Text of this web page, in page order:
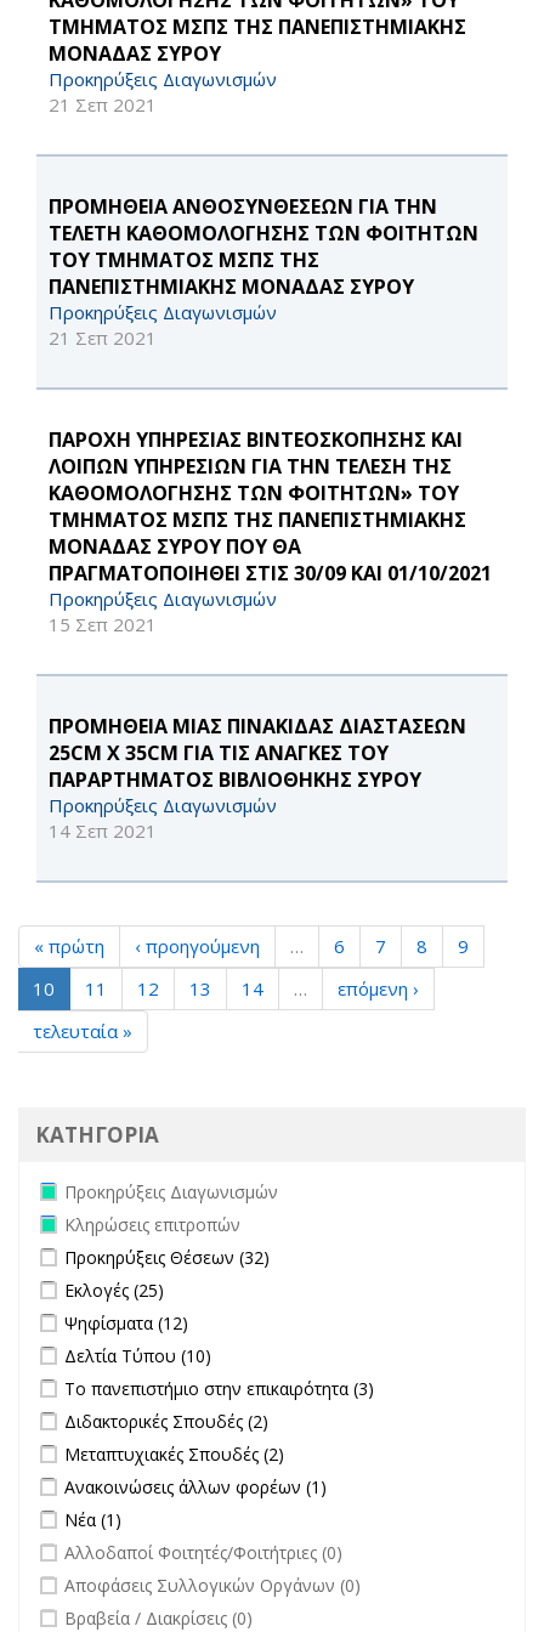
ΤΜΗΜΑΤΟΣ ΜΣΠΣ ΤΗΣ ΠΑΝΕΠΙΣΤΗΜΙΑΚΗΣ
ΜΟΝΑΔΑΣ ΣΥΡΟΥ
Προκηρύξεις Διαγωνισμών
21 Σεπ 2021
ΠΡΟΜΗΘΕΙΑ ΑΝΘΟΣΥΝΘΕΣΕΩΝ ΓΙΑ ΤΗΝ
ΤΕΛΕΤΗ ΚΑΘΟΜΟΛΟΓΗΣΗΣ ΤΩΝ ΦΟΙΤΗΤΩΝ
ΤΟΥ ΤΜΗΜΑΤΟΣ ΜΣΠΣ ΤΗΣ
ΠΑΝΕΠΙΣΤΗΜΙΑΚΗΣ ΜΟΝΑΔΑΣ ΣΥΡΟΥ
Προκηρύξεις Διαγωνισμών
21 Σεπ 2021
ΠΑΡΟΧΗ ΥΠΗΡΕΣΙΑΣ ΒΙΝΤΕΟΣΚΟΠΗΣΗΣ ΚΑΙ
ΛΟΙΠΩΝ ΥΠΗΡΕΣΙΩΝ ΓΙΑ ΤΗΝ ΤΕΛΕΣΗ ΤΗΣ
ΚΑΘΟΜΟΛΟΓΗΣΗΣ ΤΩΝ ΦΟΙΤΗΤΩΝ» ΤΟΥ
ΤΜΗΜΑΤΟΣ ΜΣΠΣ ΤΗΣ ΠΑΝΕΠΙΣΤΗΜΙΑΚΗΣ
ΜΟΝΑΔΑΣ ΣΥΡΟΥ ΠΟΥ ΘΑ
ΠΡΑΓΜΑΤΟΠΟΙΗΘΕΙ ΣΤΙΣ 30/09 ΚΑΙ 01/10/2021
Προκηρύξεις Διαγωνισμών
15 Σεπ 2021
ΠΡΟΜΗΘΕΙΑ ΜΙΑΣ ΠΙΝΑΚΙΔΑΣ ΔΙΑΣΤΑΣΕΩΝ
25CM X 35CM ΓΙΑ ΤΙΣ ΑΝΑΓΚΕΣ ΤΟΥ
ΠΑΡΑΡΤΗΜΑΤΟΣ ΒΙΒΛΙΟΘΗΚΗΣ ΣΥΡΟΥ
Προκηρύξεις Διαγωνισμών
14 Σεπ 2021
« πρώτη ‹ προηγούμενη … 6 7 8
9
10
11 12 13 14 …
επόμενη ›
τελευταία »
ΚΑΤΗΓΟΡΙΑ
Remove Προκηρύξεις Διαγωνισμών filter
Προκηρύξεις Διαγωνισμών
Remove Κληρώσεις επιτροπών filter
Κληρώσεις επιτροπών
Apply Προκηρύξεις Θέσεων filter
Προκηρύξεις Θέσεων (32)
Apply Εκλογές filter
Εκλογές (25)
Apply Ψηφίσματα filter
Ψηφίσματα (12)
Apply Δελτία Τύπου filter
Δελτία Τύπου (10)
Apply Το πανεπιστήμιο στην επικαιρότητα filter
Το πανεπιστήμιο στην επικαιρότητα (3)
Apply Διδακτορικές Σπουδές filter
Διδακτορικές Σπουδές (2)
Apply Μεταπτυχιακές Σπουδές filter
Μεταπτυχιακές Σπουδές (2)
Apply Ανακοινώσεις άλλων φορέων filter
Ανακοινώσεις άλλων φορέων (1)
Apply Νέα filter
Νέα (1)
undefined
Αλλοδαποί Φοιτητές/Φοιτήτριες (0)
undefined
Αποφάσεις Συλλογικών Οργάνων (0)
undefined
Βραβεία / Διακρίσεις (0)